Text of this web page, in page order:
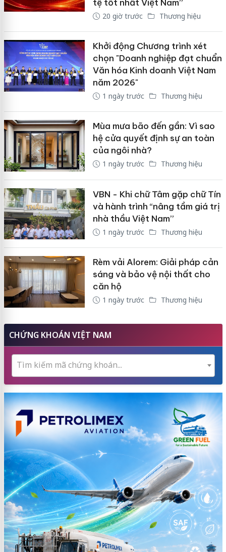
tệ tốt nhất Việt Nam”
20 giờ trước Thương hiệu
Khởi động Chương trình xét
chọn "Doanh nghiệp đạt chuẩn
Văn hóa Kinh doanh Việt Nam
năm 2026"
1 ngày trước Thương hiệu
Mùa mưa bão đến gần: Vì sao
hệ cửa quyết định sự an toàn
của ngôi nhà?
1 ngày trước Thương hiệu
VBN - Khi chữ Tâm gặp chữ Tín
và hành trình “nâng tầm giá trị
nhà thầu Việt Nam”
1 ngày trước Thương hiệu
Rèm vải Alorem: Giải pháp cản
sáng và bảo vệ nội thất cho
căn hộ
1 ngày trước Thương hiệu
CHỨNG KHOÁN VIỆT NAM
Tìm kiếm mã chứng khoán...